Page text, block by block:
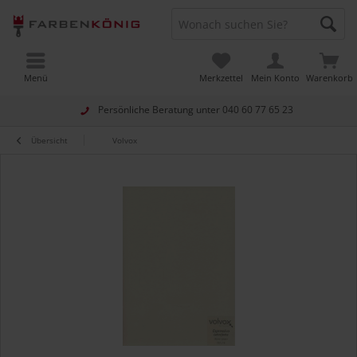
Persönliche Beratung unter 040 60 77 65 23
Warenkorb
Merkzettel Mein Konto
Menü
Übersicht Volvox